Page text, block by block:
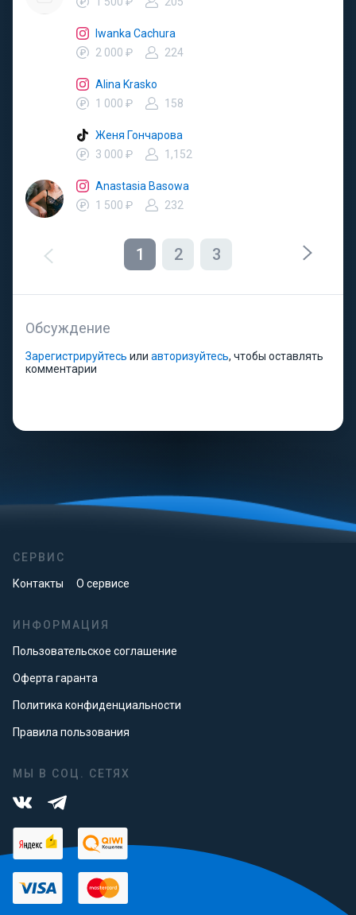
Iwanka Cachura
2 000 ₽
224
Alina Krasko
1 000 ₽
158
Женя Гончарова
3 000 ₽
1,152
Anastasia Basowa
1 500 ₽
232
1 2 3
Обсуждение
Зарегистрируйтесь или авторизуйтесь, чтобы оставлять
комментарии
СЕРВИС
Контакты О сервисе
ИНФОРМАЦИЯ
Пользовательское соглашение
Оферта гаранта
Политика конфиденциальности
Правила пользования
МЫ В СОЦ. СЕТЯХ